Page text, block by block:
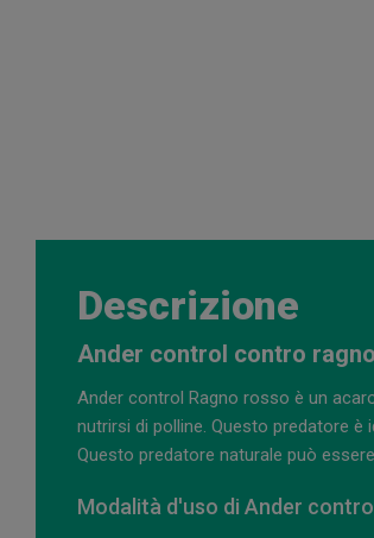
Descrizione
Ander control contro
Ander control Ragno rosso è un
nutrirsi di polline. Questo predatore
Questo predatore naturale può essere
Modalità d'uso di Ander control